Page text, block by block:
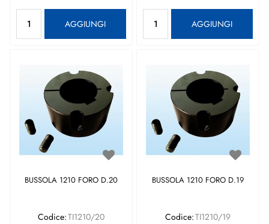
AGGIUNGI AGGIUNGI
BUSSOLA 1210 FORO D.20
Codice:TI1210/20
BUSSOLA 1210 FORO D.19
Codice:TI1210/19